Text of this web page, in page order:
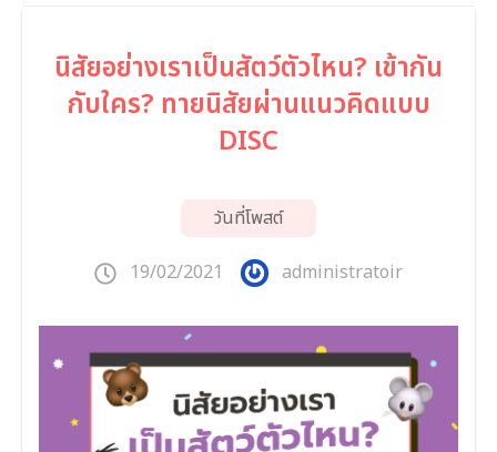
นิสัยอย่างเราเป็นสัตว์ตัวไหน? เข้ากัน
กับใคร? ทายนิสัยผ่านแนวคิดแบบ
DISC
วันที่โพสต์
19/02/2021 administratoir